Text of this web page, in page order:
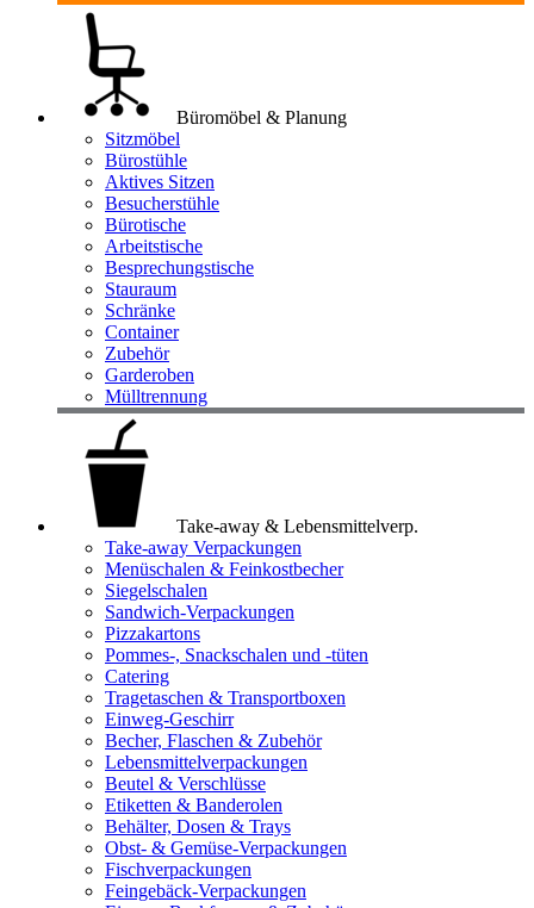
Büromöbel & Planung
Sitzmöbel
Bürostühle
Aktives Sitzen
Besucherstühle
Bürotische
Arbeitstische
Besprechungstische
Stauraum
Schränke
Container
Zubehör
Garderoben
Mülltrennung
Take-away & Lebensmittelverp.
Take-away Verpackungen
Menüschalen & Feinkostbecher
Siegelschalen
Sandwich-Verpackungen
Pizzakartons
Pommes-, Snackschalen und -tüten
Catering
Tragetaschen & Transportboxen
Einweg-Geschirr
Becher, Flaschen & Zubehör
Lebensmittelverpackungen
Beutel & Verschlüsse
Etiketten & Banderolen
Behälter, Dosen & Trays
Obst- & Gemüse-Verpackungen
Fischverpackungen
Feingebäck-Verpackungen